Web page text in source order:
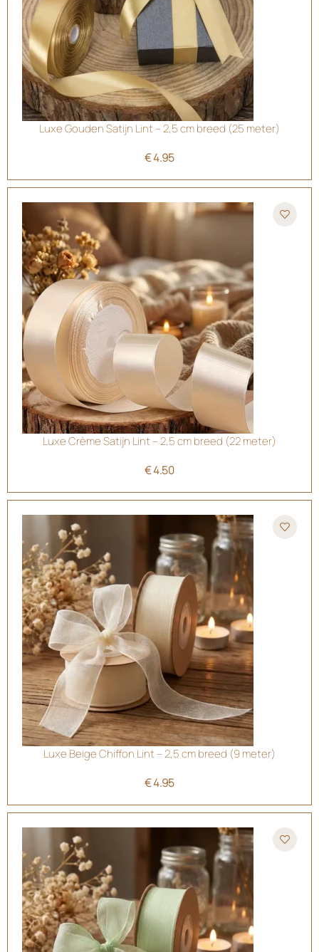
Luxe Gouden Satijn Lint – 2,5 cm breed (25 meter)
€4.95
Luxe Crème Satijn Lint – 2,5 cm breed (22 meter)
€4.50
Luxe Beige Chiffon Lint – 2,5 cm breed (9 meter)
€4.95